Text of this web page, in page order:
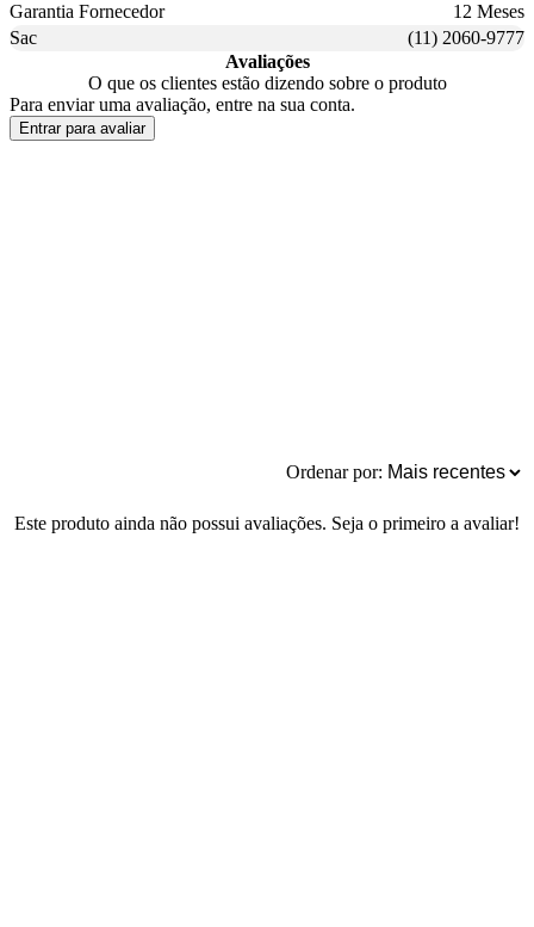
Garantia Fornecedor
12 Meses
Sac
(11) 2060-9777
Avaliações
O que os clientes estão dizendo sobre o produto
Para enviar uma avaliação, entre na sua conta.
Entrar para avaliar
Ordenar por:
Este produto ainda não possui avaliações. Seja o primeiro a avaliar!